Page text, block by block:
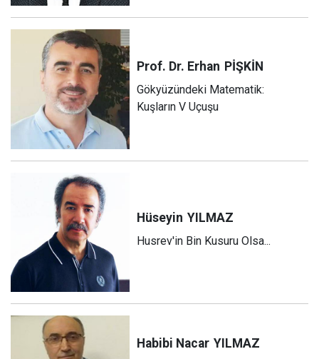
Prof. Dr. Erhan PİŞKİN
Gökyüzündeki Matematik:
Kuşların V Uçuşu
Hüseyin YILMAZ
Husrev'in Bin Kusuru Olsa...
Habibi Nacar YILMAZ